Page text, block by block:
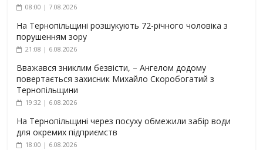
08:00 | 7.08.2026
На Тернопільщині розшукують 72-річного чоловіка з
порушенням зору
21:08 | 6.08.2026
Вважався зниклим безвісти, – Ангелом додому
повертається захисник Михайло Скоробогатий з
Тернопільщини
19:32 | 6.08.2026
На Тернопільщині через посуху обмежили забір води
для окремих підприємств
18:00 | 6.08.2026